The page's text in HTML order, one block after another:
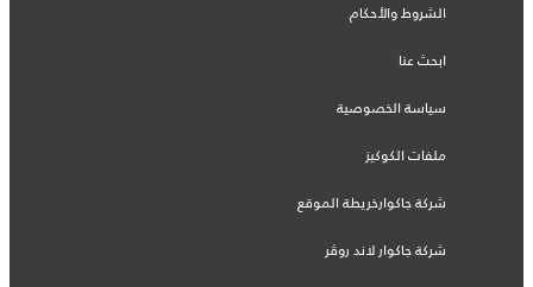
الشروط والأحكام
ابحث عنا
سياسة الخصوصية
ملفات الكوكيز
شركة جاكوارخريطة الموقع
شركة جاكوار لاند روڤر